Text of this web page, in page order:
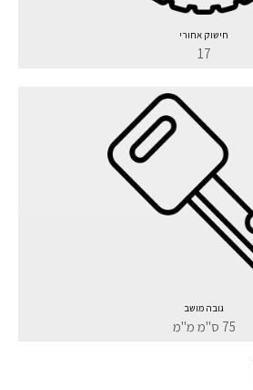
חישוק אחורי
17
גובה מושב
75 ס"מ מ"מ